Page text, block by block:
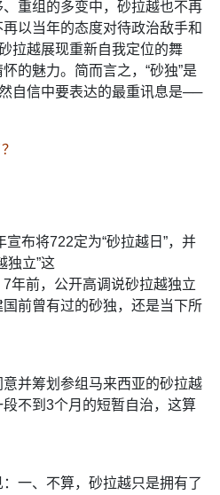
重组的多变中， 砂拉越也不再
以当年的态度对待政治敌手和
拉越展现重新自我定位的舞
的魅力。简而言之，“砂独”是
自信中要表达的最重讯息是──
布将722定为“砂拉越日”，并
独立”这
年前，公开高调说砂拉越独立
前曾有过的砂独，还是当下所
并筹划参组马来西亚的砂拉越
不到3个月的短暂自治，这算
一、不算，砂拉越只是拥有了